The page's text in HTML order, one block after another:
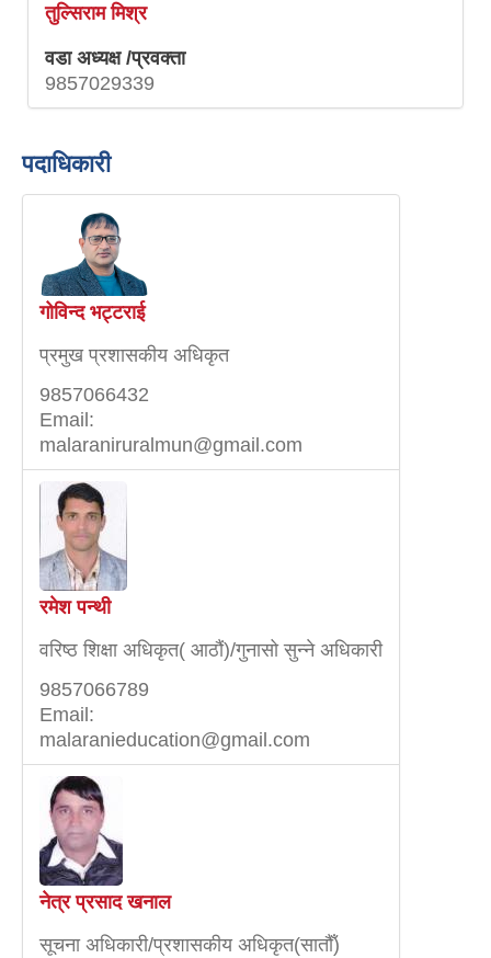
तुल्सिराम मिश्र
वडा अध्यक्ष /प्रवक्ता
9857029339
पदाधिकारी
गोविन्द भट्टराई
प्रमुख प्रशासकीय अधिकृत
9857066432
Email:
malaraniruralmun@gmail.com
रमेश पन्थी
वरिष्ठ शिक्षा अधिकृत( आठौं)/गुनासो सुन्ने अधिकारी
9857066789
Email:
malaranieducation@gmail.com
नेत्र प्रसाद खनाल
सूचना अधिकारी/प्रशासकीय अधिकृत(सातौँ)